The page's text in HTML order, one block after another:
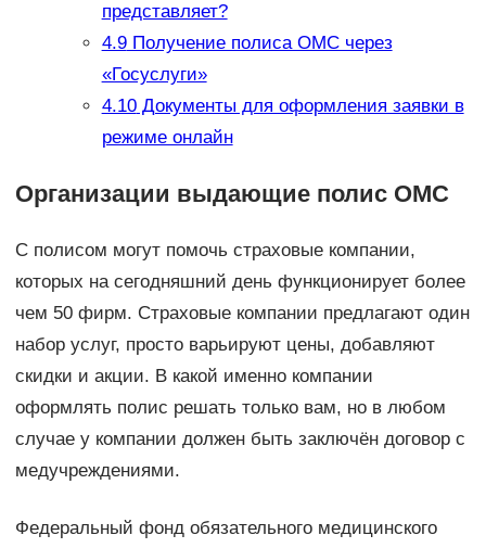
представляет?
4.9Получение полиса ОМС через
«Госуслуги»
4.10Документы для оформления заявки в
режиме онлайн
Организации выдающие полис ОМС
С полисом могут помочь страховые компании,
которых на сегодняшний день функционирует более
чем 50 фирм. Страховые компании предлагают один
набор услуг, просто варьируют цены, добавляют
скидки и акции. В какой именно компании
оформлять полис решать только вам, но в любом
случае у компании должен быть заключён договор с
медучреждениями.
Федеральный фонд обязательного медицинского